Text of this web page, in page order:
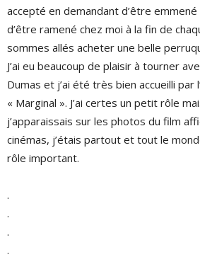
accepté en demandant d’être
d’être ramené chez moi à la fin de
sommes allés acheter une belle
J’ai eu beaucoup de plaisir à tourner
Dumas et j’ai été très bien accueilli par
« Marginal ». J’ai certes un petit rôle
j’apparaissais sur les photos du film
cinémas, j’étais partout et tout le
rôle important.
.
.
.
.